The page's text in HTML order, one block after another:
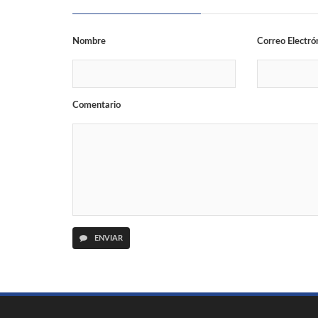
Nombre Correo
Comentario
ENVIAR